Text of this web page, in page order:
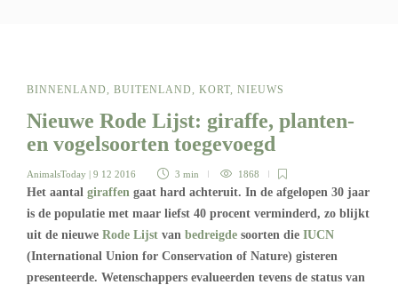
BINNENLAND, BUITENLAND, KORT, NIEUWS
Nieuwe Rode Lijst: giraffe, planten-
en vogelsoorten toegevoegd
AnimalsToday | 9 12 2016 3 min 1868
Het aantal giraffen gaat hard achteruit. In de afgelopen 30 jaar
is de populatie met maar liefst 40 procent verminderd, zo blijkt
uit de nieuwe Rode Lijst van bedreigde soorten die IUCN
(International Union for Conservation of Nature) gisteren
presenteerde. Wetenschappers evalueerden tevens de status van